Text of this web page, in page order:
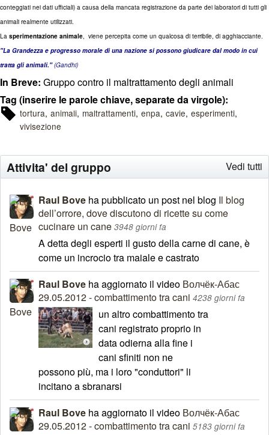
conteggiati nei dati ufficiali) a causa della mancata registrazione da parte dei laboratori di tutti gli
animali realmente utilizzati.
La sperimentazione animale, viene percepita come un qualcosa di terribile, di agghiacciante.
"La Grandezza e progresso morale di una nazione si possono giudicare dal modo in cui
tratta gli animali." (Gandhi)
In Breve: Gruppo contro il maltrattamento degli animali
Tag (inserire le parole chiave, separate da virgole):
tortura animali maltrattamenti enpa cavie esperimenti
vivisezione
Vedi tutti
Attivita' del gruppo
Raul Bove ha pubblicato un post nel blog Il blog
dell’orrore, dove discutono di ricette su come
cucinare un cane 3948 giorni fa
A detta degli esperti il gusto della carne di cane, è
come un incrocio tra maiale e castrato
Raul Bove ha aggiornato il video Волчёк-Абас
29.05.2012 - combattimento tra cani 4238 giorni fa
un altro combattimento tra
cani registrato proprio in
data odierna alla fine i
cani sfiniti non ne
possono più, ma i loro "conduttori" li
incitano a sbranarsi
Raul Bove ha aggiornato il video Волчёк-Абас
29.05.2012 - combattimento tra cani 5183 giorni fa